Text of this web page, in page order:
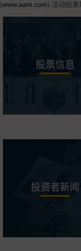
(www.aam.com).活动结束
股票信息
投资者新闻